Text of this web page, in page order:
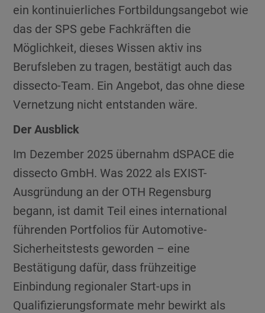
ein kontinuierliches Fortbildungsangebot wie
das der SPS gebe Fachkräften die
Möglichkeit, dieses Wissen aktiv ins
Berufsleben zu tragen, bestätigt auch das
dissecto-Team. Ein Angebot, das ohne diese
Vernetzung nicht entstanden wäre.
Der Ausblick
Im Dezember 2025 übernahm dSPACE die
dissecto GmbH. Was 2022 als EXIST-
Ausgründung an der OTH Regensburg
begann, ist damit Teil eines international
führenden Portfolios für Automotive-
Sicherheitstests geworden – eine
Bestätigung dafür, dass frühzeitige
Einbindung regionaler Start-ups in
Qualifizierungsformate mehr bewirkt als